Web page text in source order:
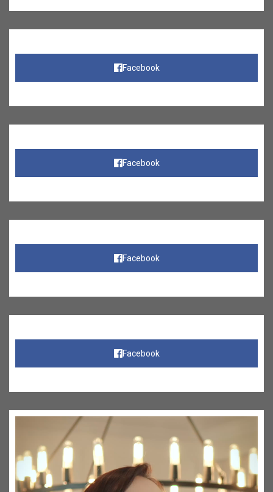
Facebook
Facebook
Facebook
Facebook